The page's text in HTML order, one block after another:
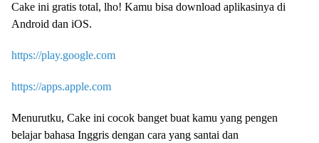
Cake ini gratis total, lho! Kamu bisa download aplikasinya di
Android dan iOS.
https://play.google.com
https://apps.apple.com
Menurutku, Cake ini cocok banget buat kamu yang pengen
belajar bahasa Inggris dengan cara yang santai dan